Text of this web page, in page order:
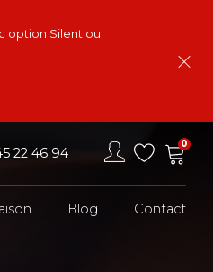
option Silent ou
22 46 94
0
Blog Contact